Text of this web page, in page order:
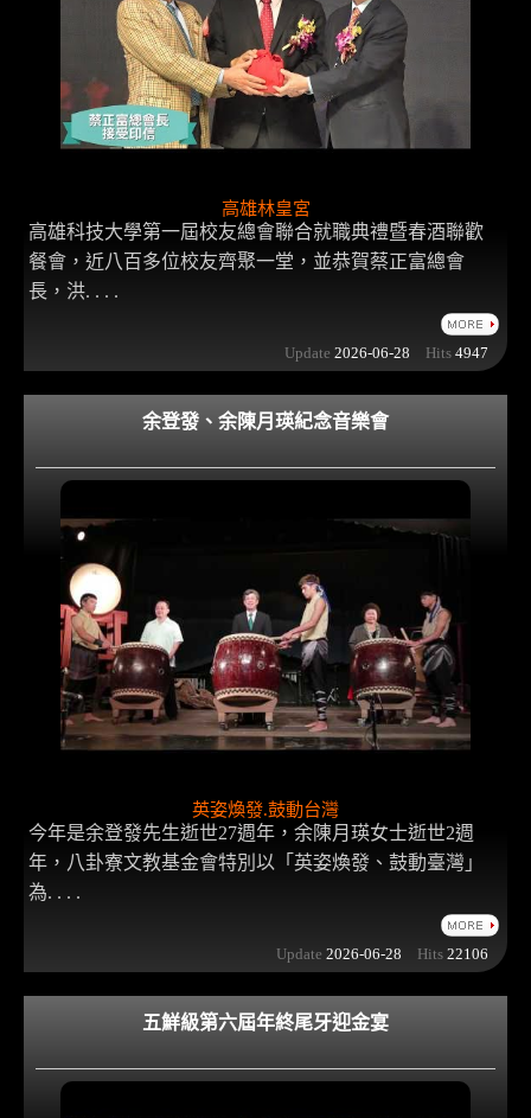
高雄林皇宮
高雄科技大學第一屆校友總會聯合就職典禮暨春酒聯歡
餐會，近八百多位校友齊聚一堂，並恭賀蔡正富總會
長，洪. . . .
Update 2026-06-28 Hits 4947
余登發、余陳月瑛紀念音樂會
英姿煥發.鼓動台灣
今年是余登發先生逝世27週年，余陳月瑛女士逝世2週
年，八卦寮文教基金會特別以「英姿煥發、鼓動臺灣」
為. . . .
Update 2026-06-28 Hits 22106
五鮮級第六屆年終尾牙迎金宴